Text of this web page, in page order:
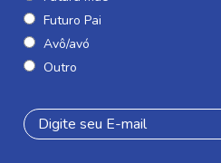
Futuro Pai
Avô/avó
Outro